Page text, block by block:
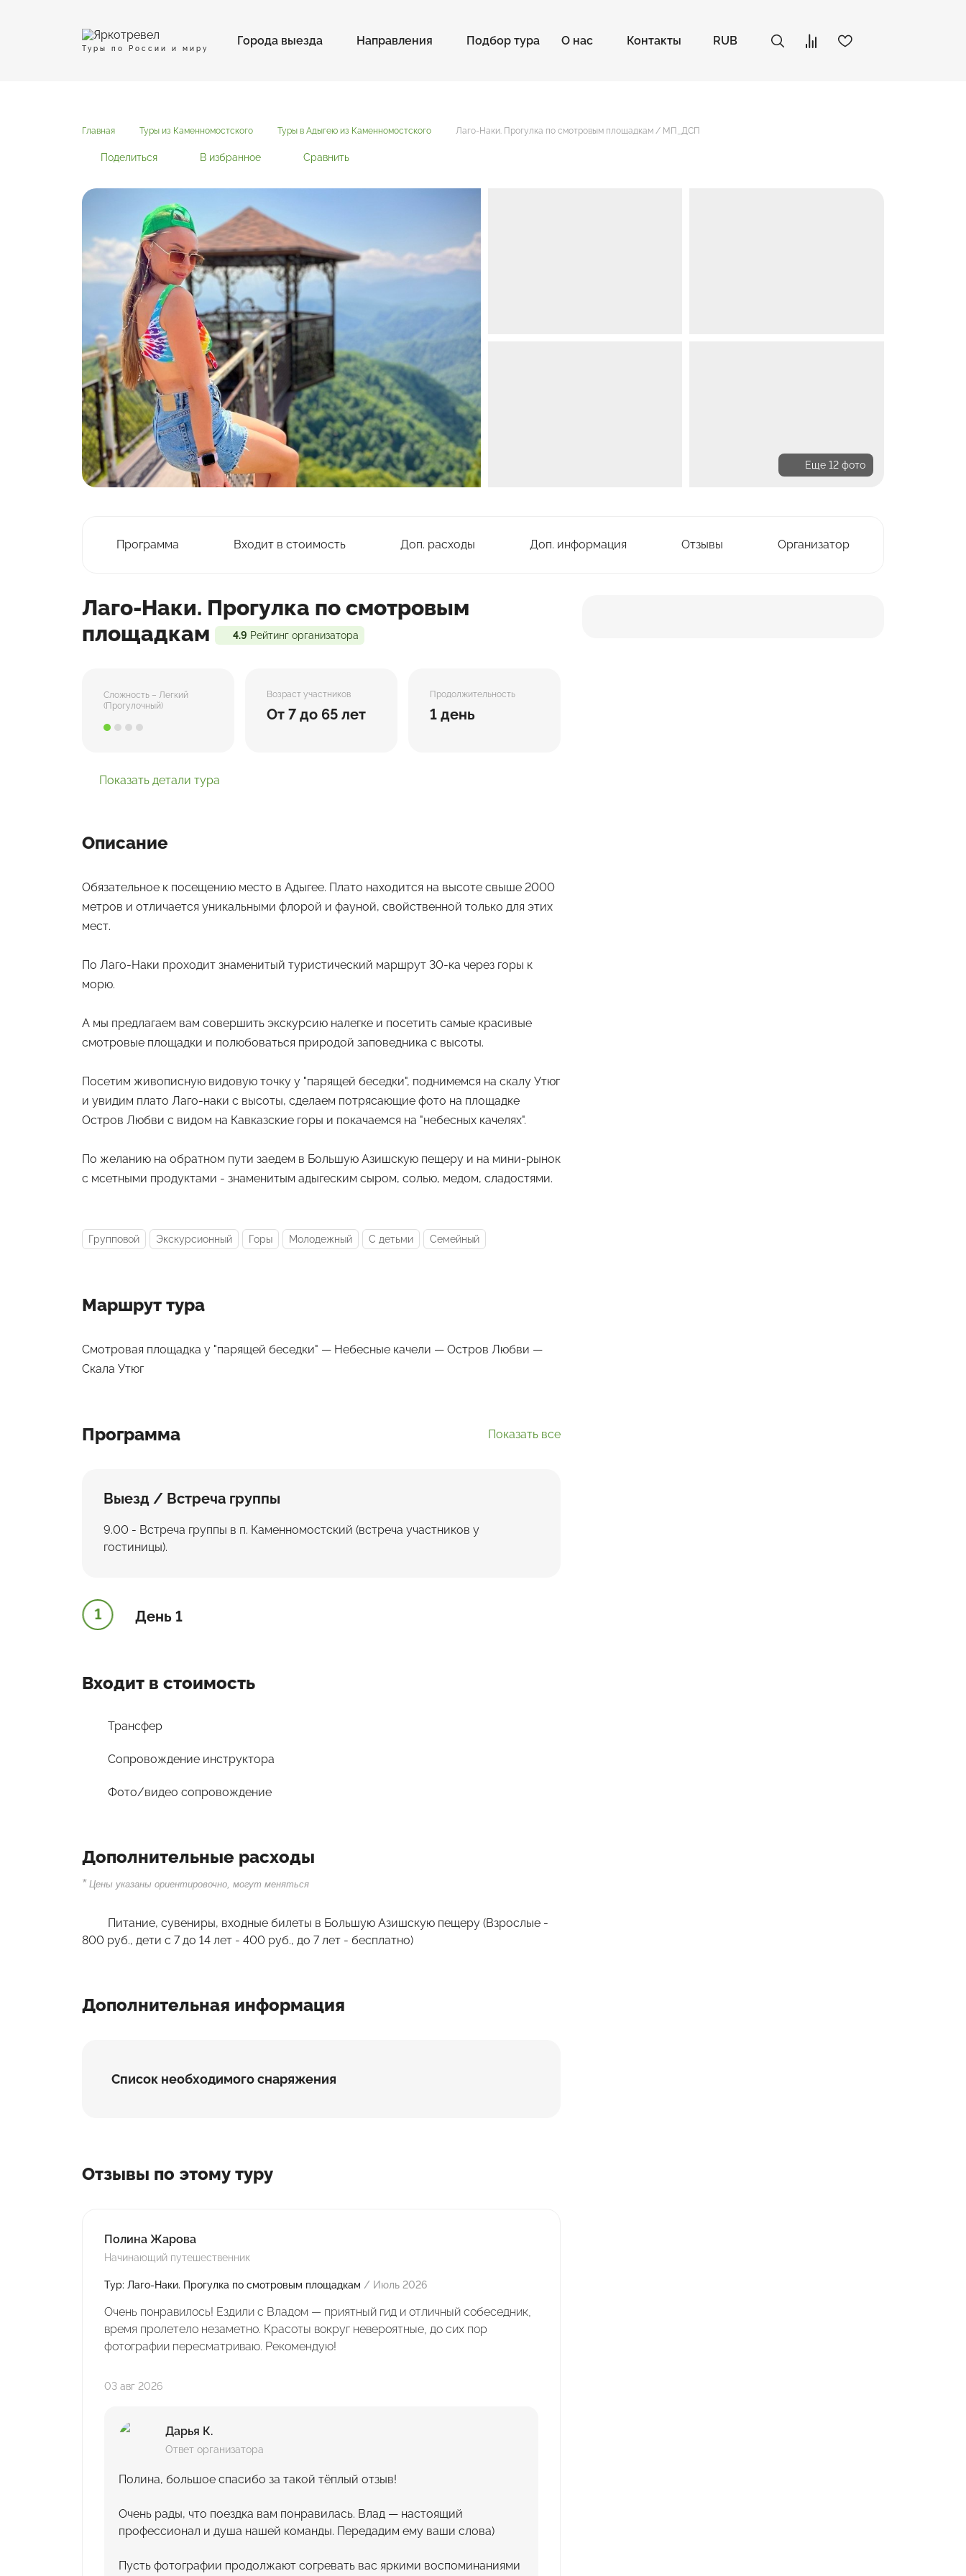
Туры по России и миру
Города выезда Направления Подбор тура О нас Контакты RUB
Главная Туры из Каменномостского Туры в Адыгею из Каменномостского Лаго-Наки. Прогулка по смотровым площадкам / МП_ДСП
Поделиться В избранное Сравнить
Еще 12 фото
Программа Входит в стоимость Доп. расходы Доп. информация Отзывы Организатор
Лаго-Наки. Прогулка по смотровым
площадкам
4.9 Рейтинг организатора
Сложность – Легкий
(Прогулочный)
Возраст участников
От 7 до 65 лет
Продолжительность
1 день
Показать детали тура
Описание
Обязательное к посещению место в Адыгее. Плато находится на высоте свыше 2000
метров и отличается уникальными флорой и фауной, свойственной только для этих
мест.
По Лаго-Наки проходит знаменитый туристический маршрут 30-ка через горы к
морю.
А мы предлагаем вам совершить экскурсию налегке и посетить самые красивые
смотровые площадки и полюбоваться природой заповедника с высоты.
Посетим живописную видовую точку у "парящей беседки", поднимемся на скалу Утюг
и увидим плато Лаго-наки с высоты, сделаем потрясающие фото на площадке
Остров Любви с видом на Кавказские горы и покачаемся на "небесных качелях".
По желанию на обратном пути заедем в Большую Азишскую пещеру и на мини-рынок
с мсетными продуктами - знаменитым адыгеским сыром, солью, медом, сладостями.
Групповой Экскурсионный Горы Молодежный С детьми Семейный
Маршрут тура
Смотровая площадка у "парящей беседки" — Небесные качели — Остров Любви —
Скала Утюг
Программа Показать все
Выезд / Встреча группы
9.00 - Встреча группы в п. Каменномостский (встреча участников у
гостиницы).
1 День 1
Входит в стоимость
Трансфер
Сопровождение инструктора
Фото/видео сопровождение
Дополнительные расходы
* Цены указаны ориентировочно, могут меняться
Питание, сувениры, входные билеты в Большую Азишскую пещеру (Взрослые -
800 руб., дети с 7 до 14 лет - 400 руб., до 7 лет - бесплатно)
Дополнительная информация
Список необходимого снаряжения
Отзывы по этому туру
Полина Жарова
Начинающий путешественник
Тур: Лаго-Наки. Прогулка по смотровым площадкам / Июль 2026
Очень понравилось! Ездили с Владом — приятный гид и отличный собеседник,
время пролетело незаметно. Красоты вокруг невероятные, до сих пор
фотографии пересматриваю. Рекомендую!
03 авг 2026
Дарья К.
Ответ организатора
Полина, большое спасибо за такой тёплый отзыв!
Очень рады, что поездка вам понравилась. Влад — настоящий
профессионал и душа нашей команды. Передадим ему ваши слова)
Пусть фотографии продолжают согревать вас яркими воспоминаниями